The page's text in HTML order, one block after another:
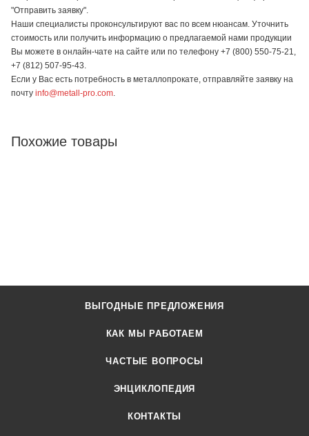
"Отправить заявку".
Наши специалисты проконсультируют вас по всем нюансам. Уточнить
стоимость или получить информацию о предлагаемой нами продукции
Вы можете в онлайн-чате на сайте или по телефону +7 (800) 550-75-21,
+7 (812) 507-95-43.
Если у Вас есть потребность в металлопрокате, отправляйте заявку на
почту info@metall-pro.com
Похожие товары
ВЫГОДНЫЕ ПРЕДЛОЖЕНИЯ
КАК МЫ РАБОТАЕМ
ЧАСТЫЕ ВОПРОСЫ
ЭНЦИКЛОПЕДИЯ
КОНТАКТЫ